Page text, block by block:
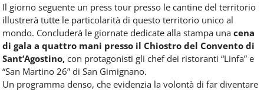
Il giorno seguente un press tour presso le cantine del territorio
illustrerà tutte le particolarità di questo territorio unico al
mondo. Concluderà le giornate dedicate alla stampa una cena
di gala a quattro mani presso il Chiostro del Convento di
Sant’Agostino, con protagonisti gli chef dei ristoranti “Linfa” e
“San Martino 26” di San Gimignano.
Un programma denso, che evidenzia la volontà di far diventare